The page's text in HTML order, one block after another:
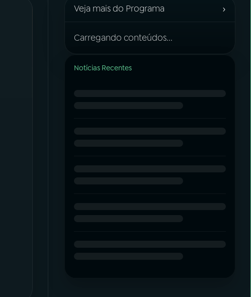
Veja mais do Programa ›
Carregando conteúdos...
Notícias Recentes